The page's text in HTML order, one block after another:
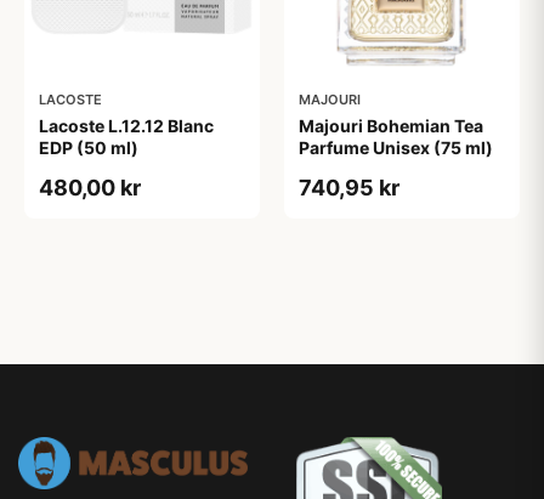
LACOSTE
Lacoste L.12.12 Blanc
EDP (50 ml)
480,00 kr
MAJOURI
Majouri Bohemian Tea
Parfume Unisex (75 ml)
740,95 kr